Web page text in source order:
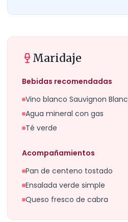
Maridaje
Bebidas recomendadas
Vino blanco Sauvignon Blanc
Agua mineral con gas
Té verde
Acompañamientos
Pan de centeno tostado
Ensalada verde simple
Queso fresco de cabra